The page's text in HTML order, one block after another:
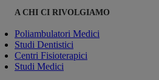
A CHI CI RIVOLGIAMO
Poliambulatori Medici
Studi Dentistici
Centri Fisioterapici
Studi Medici